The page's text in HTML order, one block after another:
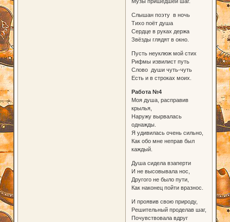
Слышан поэту в ночь
Тихо поёт душа
Сердце в руках держа
Звёзды глядят в окно.
Пусть неуклюж мой стих
Рифмы извилист путь
Слово души чуть-чуть
Есть и в строках моих.
Работа №4
Моя душа, расправив
крылья,
Наружу вырвалась
однажды.
Я удивилась очень сильно,
Как обо мне неправ был
каждый.
Душа сидела взаперти
И не высовывала нос,
Другого не было пути,
Как наконец пойти вразнос.
И проявив свою природу,
Решительный проделав шаг,
Почувствовала вдруг